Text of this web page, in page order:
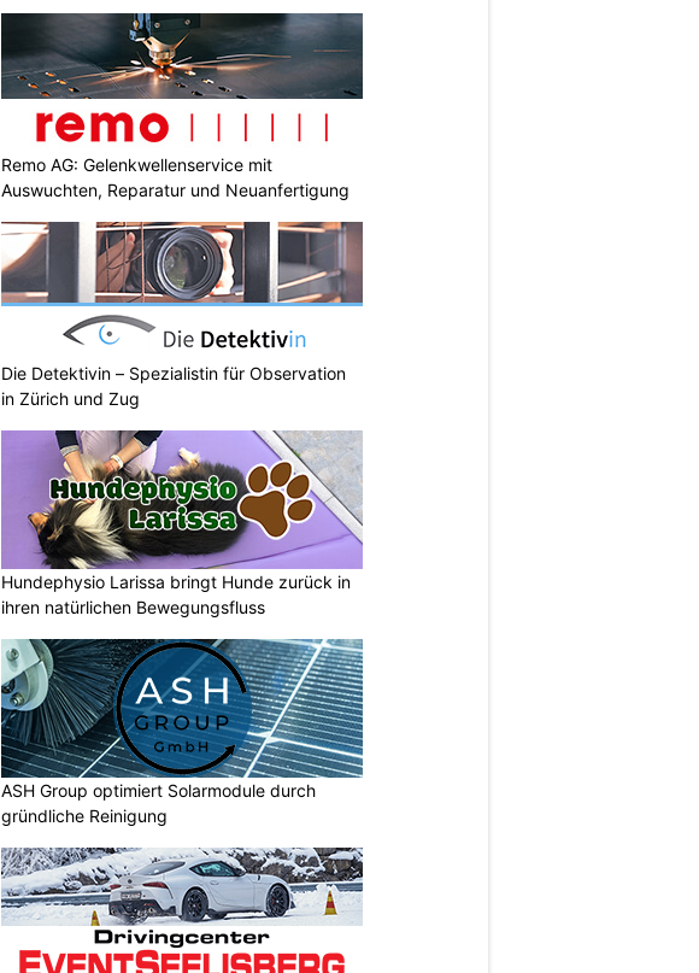
Remo AG: Gelenkwellenservice mit
Auswuchten, Reparatur und Neuanfertigung
Die Detektivin – Spezialistin für Observation
in Zürich und Zug
Hundephysio Larissa bringt Hunde zurück in
ihren natürlichen Bewegungsfluss
ASH Group optimiert Solarmodule durch
gründliche Reinigung